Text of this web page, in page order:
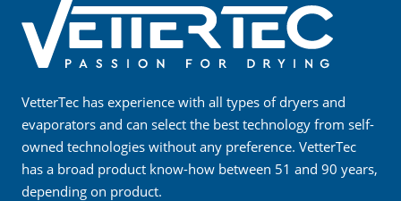
VetterTec has experience with all types of dryers and
evaporators and can select the best technology from self-
owned technologies without any preference. VetterTec
has a broad product know-how between 51 and 90 years,
depending on product.